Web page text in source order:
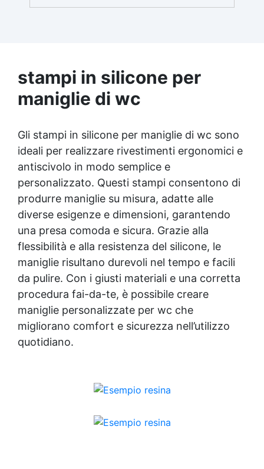
alterare il colore del supporto o creare
effetto bagnato. ✅ Facilità d’uso e
monocomponente: Applicazione semplice e
estetici e funzionali ottimali.
stampi in silicone per
maniglie di wc
Gli stampi in silicone per maniglie di wc sono
ideali per realizzare rivestimenti ergonomici e
antiscivolo in modo semplice e
personalizzato. Questi stampi consentono di
produrre maniglie su misura, adatte alle
diverse esigenze e dimensioni, garantendo
una presa comoda e sicura. Grazie alla
flessibilità e alla resistenza del silicone, le
maniglie risultano durevoli nel tempo e facili
da pulire. Con i giusti materiali e una corretta
procedura fai-da-te, è possibile creare
maniglie personalizzate per wc che
migliorano comfort e sicurezza nell’utilizzo
quotidiano.